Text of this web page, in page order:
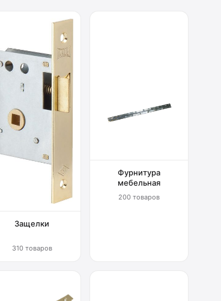
Защелки
310 товаров
Фурнитура
мебельная
200 товаров